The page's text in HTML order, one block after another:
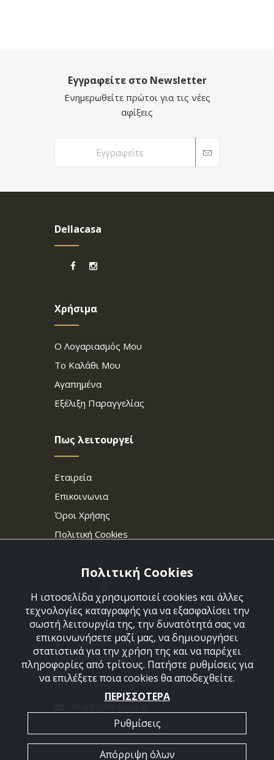
Εγγραφείτε στο Newsletter
Ενημερωθείτε πρώτοι για τις νέες
αφίξεις
Dellacasa
Χρήσιμα
Ο Λογαριασμός Μου
Το Καλάθι Μου
Αγαπημένα
Εξέλιξη Παραγγελίας
Πως λειτουργεί
Εταιρεία
Επικοινωνια
Όροι Χρήσης
Πολιτική Cookies
Στεφάνου Σαράφη 36,
Αργυρούπολη 164 52
210 9960427-210 9960489
Πολιτική Cookies
Η ιστοσελίδα χρησιμοποιεί cookies και άλλες
τεχνολογίες καταγραφής για να εξασφαλίσει την
σωστή λειτουργία της, την δυνατότητά σας να
επικοινωνήσετε μαζί μας, να δημιουργήσει
στατιστικά για την χρήση της και να παρέχει
πληροφορίες από τρίτους. Πατήστε ρυθμίσεις για
να επιλέξετε ποια cookies θα αποδεχθείτε.
ΠΕΡΙΣΣΟΤΕΡΑ
Ρυθμίσεις
Απόρριψη όλων